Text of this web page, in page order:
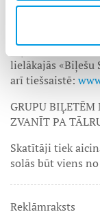
Savukārt uzreiz
viesturnejā uz
Biļetes uz ledus
lielākajās «Biļešu
arī tiešsaistē:
GRUPU
ZVANĪT PA
Skatītāji tiek
solās būt viens
Reklāmraksts